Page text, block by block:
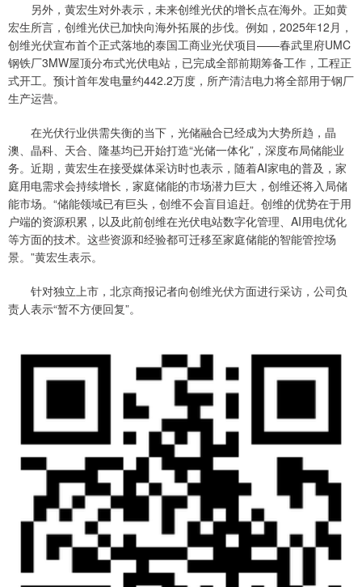
另外，黄宏生对外表示，未来创维光伏的增长点在海外。正如黄
宏生所言，创维光伏已加快向海外拓展的步伐。例如，2025年12月，
创维光伏宣布首个正式落地的泰国工商业光伏项目——春武里府UMC
钢铁厂3MW屋顶分布式光伏电站，已完成全部前期筹备工作，工程正
式开工。预计首年发电量约442.2万度，所产清洁电力将全部用于钢厂
生产运营。
在光伏行业供需失衡的当下，光储融合已经成为大势所趋，晶
澳、晶科、天合、隆基均已开始打造“光储一体化”，深度布局储能业
务。近期，黄宏生在接受媒体采访时也表示，随着AI家电的普及，家
庭用电需求会持续增长，家庭储能的市场潜力巨大，创维还将入局储
能市场。“储能领域已有巨头，创维不会盲目追赶。创维的优势在于用
户端的资源积累，以及此前创维在光伏电站数字化管理、AI用电优化
等方面的技术。这些资源和经验都可迁移至家庭储能的智能管控场
景。”黄宏生表示。
针对独立上市，北京商报记者向创维光伏方面进行采访，公司负
责人表示“暂不方便回复”。